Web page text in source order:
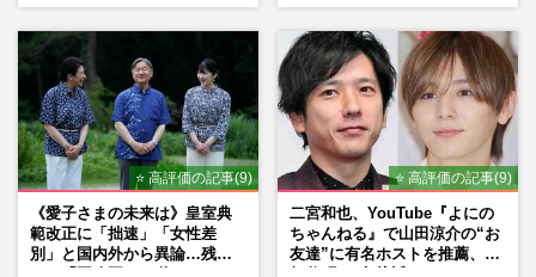
⭐ 高評価の記事(9)
《愛子さまの未来は》皇室典
範改正に「拙速」「女性差
別」と国内外から異論…残さ
⭐ 高評価の記事(9)
二宮和也、YouTube『よにの
ちゃんねる』で山田涼介の“お
友達”に有名ホストを推薦、歌